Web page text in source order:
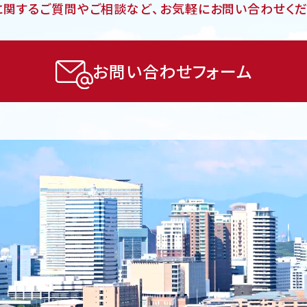
するご質問やご相談など、 お気軽にお問い合わせく
お問い合わせフォーム